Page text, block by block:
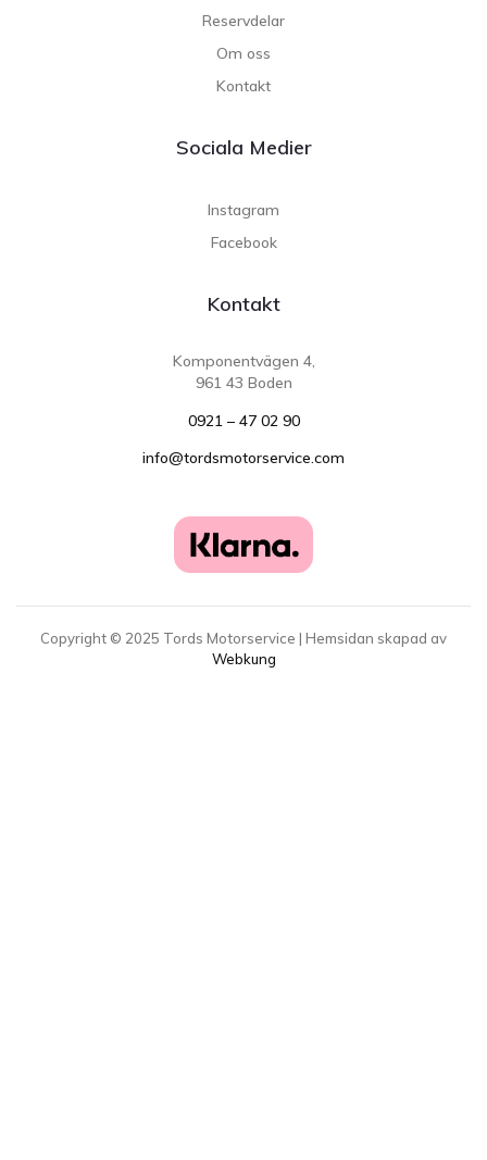
Reservdelar
Om oss
Kontakt
Sociala Medier
Instagram
Facebook
Kontakt
Komponentvägen 4,
961 43 Boden
0921 – 47 02 90
info@tordsmotorservice.com
Copyright © 2025 Tords Motorservice | Hemsidan skapad av
Webkung